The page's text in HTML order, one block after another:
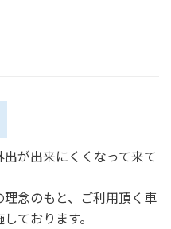
が出来にくくなって来て
念のもと、ご利用頂く車
ております。